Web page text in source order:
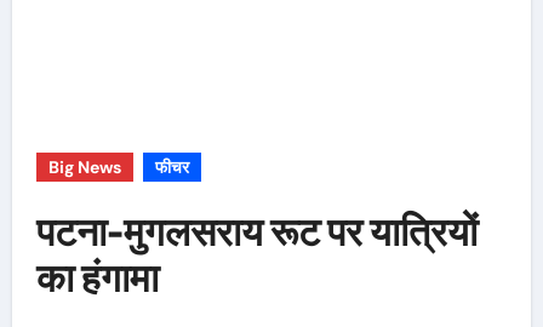
Big News फीचर
पटना-मुगलसराय रूट पर यात्रियों
का हंगामा